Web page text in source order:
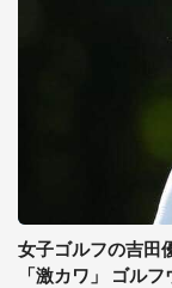
女子ゴルフの吉田
「激カワ」 ゴル